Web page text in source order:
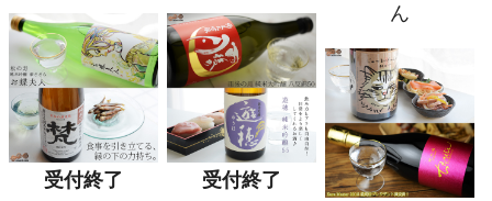
受付終了 受付終了
ん